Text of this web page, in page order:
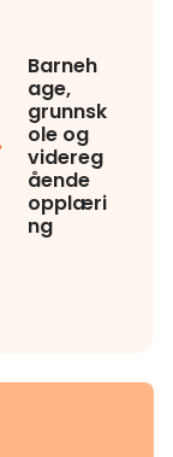
Barneh
age,
grunnsk
ole og
videreg
ående
opplæri
ng